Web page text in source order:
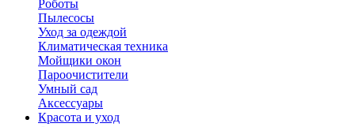
Роботы
Пылесосы
Уход за одеждой
Климатическая техника
Мойщики окон
Пароочистители
Умный сад
Аксессуары
Красота и уход